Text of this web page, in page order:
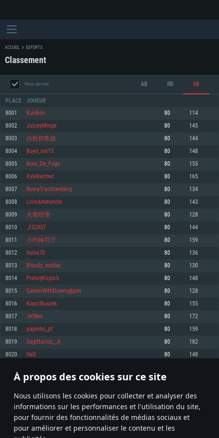
À propos des cookies sur ce site
Nous utilisons les cookies pour collecter et analyser des
informations sur les performances et l'utilisation du site,
pour fournir des fonctionnalités de médias sociaux et
pour améliorer et personnaliser le contenu et les
CONFIGURATION SYSTÈME REQUISE
Minimum
OS: Windows 10 (64 bit)
Processeur: Dual-Core 2.2 GHz
Mémoire: 4 GB
Carte graphique supportant DirectX 11: AMD Radeon 77XX / NVIDIA
GeForce GTX 660. La résolution minimale supportée par le jeu est de 720p
Connection: Connexion Internet à haut débit
Disque dur: 23.1 Go (client minimal)
Recommandée
1060 et plus, Radeon RX 570 et plus.
Disque dur: 75.9 Go (client complet)
Minimum
OS: Mac OS Big Sur 11.0 ou plus récent
Processeur: Core i5, minimum 2.2GHz (Les processeurs Intel Xeon ne sont
pas supportés)
Mémoire: 6 GB
Carte graphique: Intel Iris Pro 5200 (Mac), ou analogue AMD/Nvidia. La
résolution minimale supportée par le jeu est de 720p.
Connection: Connexion Internet à haut débit
Disque dur: 62,2 Go (client minimal)
Recommandée
OS: Mac OS Big Sur 11.0 ou plus récent
Processeur: Core i7 (Les processeurs Intel Xeon ne sont pas supportés)
Mémoire: 8 GB
Carte graphique: Radeon Vega II ou plus avec support de Metal
Disque dur: 62,2 Go (client complet)
Minimum
OS: Les configurations Linux 64 bits les plus modernes
Processeur: Dual-Core 2.4 GHz
Mémoire: 4 GB
Carte graphique: NVIDIA 660 avec les derniers drivers (moins de 6 mois) /
de même pour AMD (La résolution minimale supportée par le jeu est de
720p)
Connection: Connexion Internet à haut débit
Disque dur: 62,2 Go (client minimal)
Recommandée
OS: Ubuntu 20.04 64bit
Processeur: Intel Core i7
Mémoire: 8 GB
Carte graphique: NVIDIA 1060 avec les derniers drivers (moins de 6 mois) /
6 mois et supportant Vulkan
Connection: Connexion Internet à haut débit
Disque dur: 60,2 Go (client complet)
ACCUEIL ESPORTS
Classement
Mois dernier AB RB SB
PLACE JOUEUR
8001 KunBoo 80 114
8002 JuiceyMinge 80 145
8003 白给你鱼姐 80 144
8004 Boyd_in615 80 148
8005 Bola_De_Fogo 80 155
8006 KyleKermet 80 165
8007 RomaTrachtenberg 80 134
8008 LivinAmmonite 80 143
8009 大唐经理 80 128
8010 _EGOIST 80 144
8011 小约翰可汗 80 159
8012 llolsa78 80 136
8013 Bloody_soldier 80 130
8014 PivnoyKirpich 80 148
8015 GamerWithDowns@psn 80 128
8016 KopciBuszek 80 155
8017 JetRex 80 172
8018 papinho_pt 80 159
8019 Sagittarius__A 80 182
8020 HaD 80 148
* Classement mis à jour quotidiennement
400 401 402 501